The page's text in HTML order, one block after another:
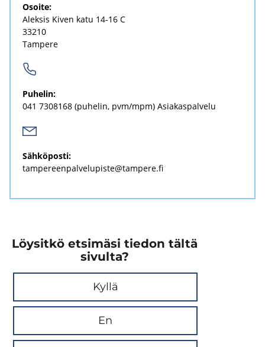
Osoi­te:
Alek­sis Kiven katu 14-16 C
33210
Tam­pe­re
Pu­he­lin:
041 7308168 (pu­he­lin, pvm/mpm) Asia­kas­pal­ve­lu
Säh­kö­pos­ti:
tam­pe­reen­pal­ve­lu­pis­te@tam­pe­re.fi
Löysitkö etsimäsi tiedon tältä
sivulta?
Kyllä
En